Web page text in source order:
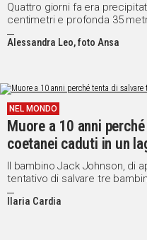
Quattro giorni fa era
centimetri e profonda 35
Alessandra Leo, foto Ansa
NEL MONDO
Muore a 10 anni
coetanei caduti in un
Il bambino Jack Johnson, di
tentativo di salvare tre
fredde acque di un lago a
Ilaria Cardia